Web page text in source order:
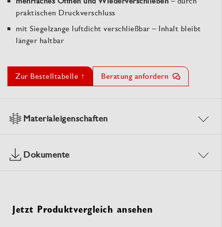
praktischen Druckverschluss
mit Siegelzange luftdicht verschließbar – Inhalt bleibt
länger haltbar
Zur Bestelltabelle ↑ Beratung anfordern
Materialeigenschaften
Dokumente
Jetzt Produktvergleich ansehen